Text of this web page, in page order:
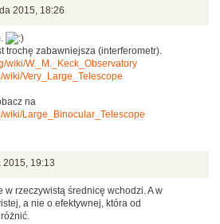
2015, 18:26
trochę zabawniejsza (interferometr).
wiki/W._M._Keck_Observatory
Very_Large_Telescope
na
wiki/Large_Binocular_Telescope
19:13
w rzeczywistą średnicę wchodzi. A w
a nie o efektywnej, która od